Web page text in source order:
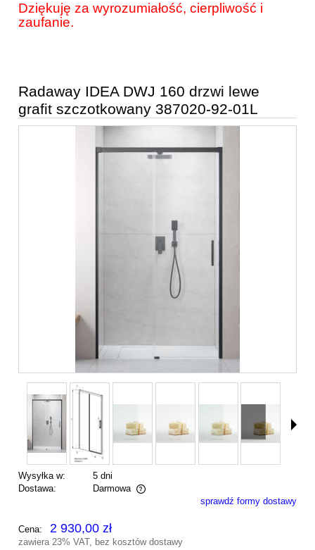
Dziękuję za wyrozumiałość, cierpliwość i
zaufanie.
Radaway IDEA DWJ 160 drzwi lewe
grafit szczotkowany 387020-92-01L
Wysyłka w:
5 dni
Dostawa:
Darmowa
Cena nie zawiera ewentualnych kosztów płatnościsprawdź formy dostawy
Cena: 2 930,00 zł
zawiera 23% VAT, bez kosztów dostawy